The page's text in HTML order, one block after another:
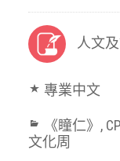
人文
專業中文
《瞳仁》 ,
文化周